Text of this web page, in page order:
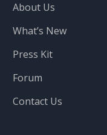
About Us
What’s New
Press Kit
Forum
Contact Us